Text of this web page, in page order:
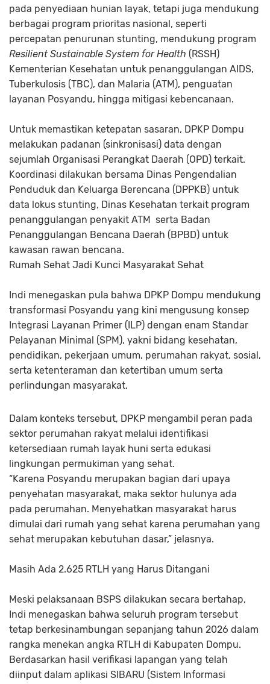
pada penyediaan hunian layak, tetapi juga mendukung
berbagai program prioritas nasional, seperti
percepatan penurunan stunting, mendukung program
Resilient Sustainable System for Health (RSSH)
Kementerian Kesehatan untuk penanggulangan AIDS,
Tuberkulosis (TBC), dan Malaria (ATM), penguatan
layanan Posyandu, hingga mitigasi kebencanaan.
Untuk memastikan ketepatan sasaran, DPKP Dompu
melakukan padanan (sinkronisasi) data dengan
sejumlah Organisasi Perangkat Daerah (OPD) terkait.
Koordinasi dilakukan bersama Dinas Pengendalian
Penduduk dan Keluarga Berencana (DPPKB) untuk
data lokus stunting, Dinas Kesehatan terkait program
penanggulangan penyakit ATM serta Badan
Penanggulangan Bencana Daerah (BPBD) untuk
kawasan rawan bencana.
Rumah Sehat Jadi Kunci Masyarakat Sehat
Indi menegaskan pula bahwa DPKP Dompu mendukung
transformasi Posyandu yang kini mengusung konsep
Integrasi Layanan Primer (ILP) dengan enam Standar
Pelayanan Minimal (SPM), yakni bidang kesehatan,
pendidikan, pekerjaan umum, perumahan rakyat, sosial,
serta ketenteraman dan ketertiban umum serta
perlindungan masyarakat.
Dalam konteks tersebut, DPKP mengambil peran pada
sektor perumahan rakyat melalui identifikasi
ketersediaan rumah layak huni serta edukasi
lingkungan permukiman yang sehat.
“Karena Posyandu merupakan bagian dari upaya
penyehatan masyarakat, maka sektor hulunya ada
pada perumahan. Menyehatkan masyarakat harus
dimulai dari rumah yang sehat karena perumahan yang
sehat merupakan kebutuhan dasar,” jelasnya.
Masih Ada 2.625 RTLH yang Harus Ditangani
Meski pelaksanaan BSPS dilakukan secara bertahap,
Indi menegaskan bahwa seluruh program tersebut
tetap berkesinambungan sepanjang tahun 2026 dalam
rangka menekan angka RTLH di Kabupaten Dompu.
Berdasarkan hasil verifikasi lapangan yang telah
diinput dalam aplikasi SIBARU (Sistem Informasi